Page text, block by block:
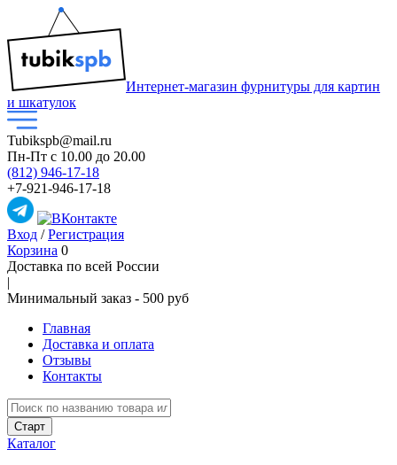
Интернет-магазин фурнитуры для картин
и шкатулок
Tubikspb@mail.ru
Пн-Пт с 10.00 до 20.00
(812) 946-17-18
+7-921-946-17-18
Вход /Регистрация
Корзина 0
Доставка по всей России
|
Минимальный закaз - 500 руб
Главная
Доставка и оплата
Отзывы
Контакты
Каталог